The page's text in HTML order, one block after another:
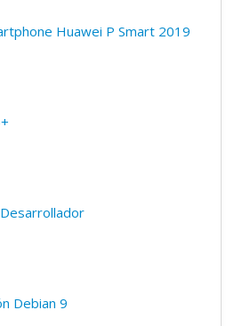
Huawei P Smart 2019
Debian 9